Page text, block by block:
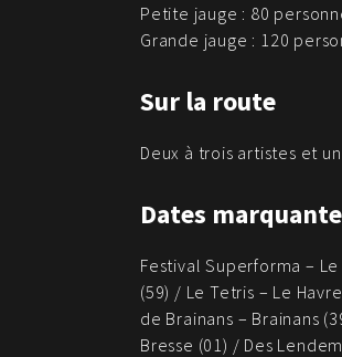
Petite jauge : 80
Grande jauge : 120
Sur la route
Deux à trois artistes et
Dates
Festival Superforma –
(59) / Le Tetris – Le
de Brainans – Brainans
Bresse (01) / Des